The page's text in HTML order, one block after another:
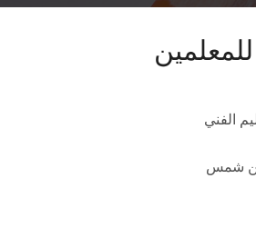
للمعلمين
الفني
عين شمس